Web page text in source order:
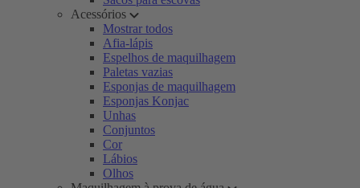
Acessórios
Mostrar todos
Afia-lápis
Espelhos de maquilhagem
Paletas vazias
Esponjas de maquilhagem
Esponjas Konjac
Unhas
Conjuntos
Cor
Lábios
Olhos